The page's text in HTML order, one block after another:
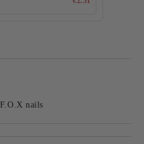
F.O.X nails